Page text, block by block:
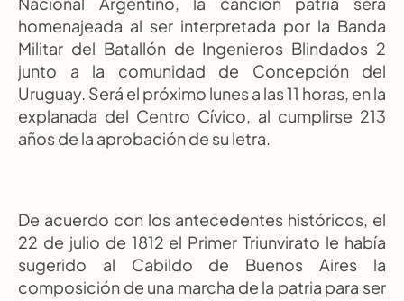
homenajeada al ser interpretada por la Banda
Militar del Batallón de Ingenieros Blindados 2
junto a la comunidad de Concepción del
Uruguay. Será el próximo lunes a las 11 horas, en la
explanada del Centro Cívico, al cumplirse 213
años de la aprobación de su letra.
De acuerdo con los antecedentes históricos, el
22 de julio de 1812 el Primer Triunvirato le había
sugerido al Cabildo de Buenos Aires la
composición de una marcha de la patria para ser